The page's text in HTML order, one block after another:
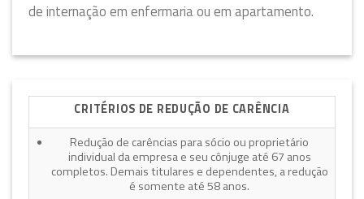
de internação em enfermaria ou em apartamento.
CRITÉRIOS DE REDUÇÃO DE CARÊNCIA
Redução de carências para sócio ou proprietário
individual da empresa e seu cônjuge até 67 anos
completos. Demais titulares e dependentes, a redução
é somente até 58 anos.